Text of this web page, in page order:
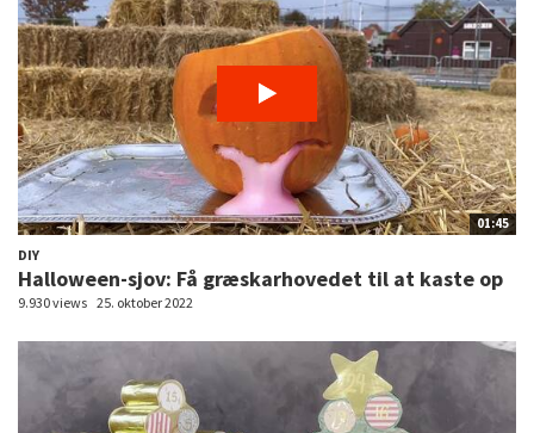
01:45
DIY
Halloween-sjov: Få græskarhovedet til at kaste op
9.930 views 25. oktober 2022